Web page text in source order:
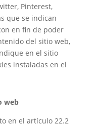
Pinterest,
que se indican
en fin de poder
del sitio web,
en el sitio
instaladas en el
web
en el artículo 22.2